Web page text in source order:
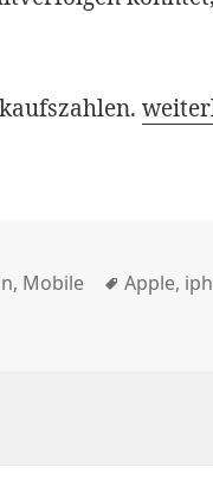
, Mobile Apple,
iPhone 5S/5C